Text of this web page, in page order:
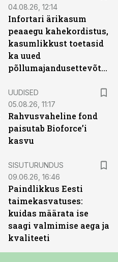
04.08.26, 12:14
Infortari ärikasum
peaaegu kahekordistus,
kasumlikkust toetasid
ka uued
põllumajandusettevõtted
UUDISED
05.08.26, 11:17
Rahvusvaheline fond
paisutab Bioforce’i
kasvu
SISUTURUNDUS
09.06.26, 16:46
Paindlikkus Eesti
taimekasvatuses:
kuidas määrata ise
saagi valmimise aega ja
kvaliteeti